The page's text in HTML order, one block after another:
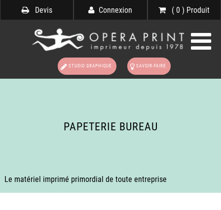
STUDIO GRAPHIQUE SAVOIR-FAIRE
Devis Connexion ( 0 ) Produit
PAPETERIE BUREAU
Le matériel imprimé primordial de toute entreprise